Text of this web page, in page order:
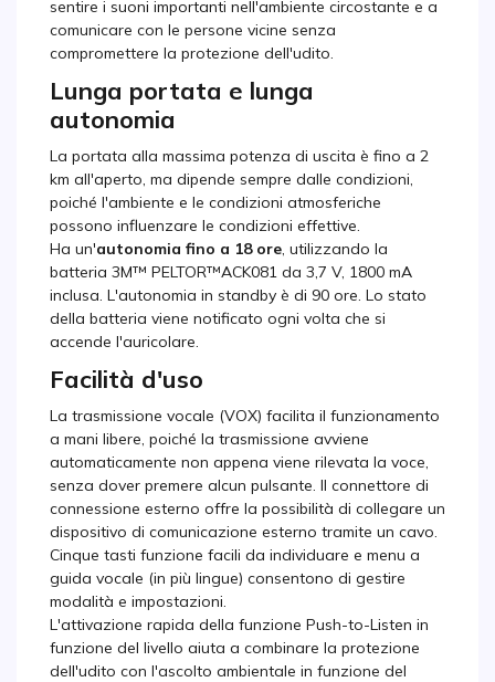
sentire i suoni importanti nell'ambiente circostante e a
comunicare con le persone vicine senza
compromettere la protezione dell'udito.
Lunga portata e lunga
autonomia
La portata alla massima potenza di uscita è fino a 2
km all'aperto, ma dipende sempre dalle condizioni,
poiché l'ambiente e le condizioni atmosferiche
possono influenzare le condizioni effettive.
Ha un'autonomia fino a 18 ore, utilizzando la
batteria 3M™ PELTOR™ACK081 da 3,7 V, 1800 mA
inclusa. L'autonomia in standby è di 90 ore. Lo stato
della batteria viene notificato ogni volta che si
accende l'auricolare.
Facilità d'uso
La trasmissione vocale (VOX) facilita il funzionamento
a mani libere, poiché la trasmissione avviene
automaticamente non appena viene rilevata la voce,
senza dover premere alcun pulsante. Il connettore di
connessione esterno offre la possibilità di collegare un
dispositivo di comunicazione esterno tramite un cavo.
Cinque tasti funzione facili da individuare e menu a
guida vocale (in più lingue) consentono di gestire
modalità e impostazioni.
L'attivazione rapida della funzione Push-to-Listen in
funzione del livello aiuta a combinare la protezione
dell'udito con l'ascolto ambientale in funzione del